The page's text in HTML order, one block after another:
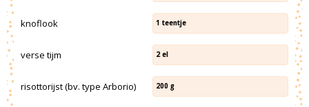
knoflook 1 teentje
verse tijm 2 el
risottorijst (bv. type Arborio) 200 g